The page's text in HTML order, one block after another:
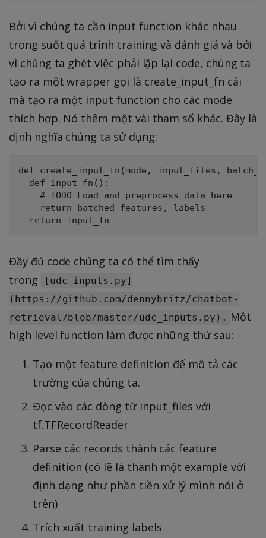
Bởi vì chúng ta cần input function khác nhau
trong suốt quá trình training và đánh giá và bởi
vì chúng ta ghét việc phải lặp lại code, chúng ta
tạo ra một wrapper gọi là create_input_fn cái
mà tạo ra một input function cho các mode
thích hợp. Nó thêm một vài tham số khác. Đây là
định nghĩa chúng ta sử dụng:
def create_input_fn(mode, input_files,
  def input_fn():
    # TODO Load and preprocess data here
    return batched_features, labels
Đầy đủ code chúng ta có thể tìm thấy
trong
[udc_inputs.py]
(https://github.com/dennybritz/chatbot-
retrieval/blob/master/udc_inputs.py). Một
high level function làm được những thứ sau:
Tạo một feature definition để mô tả các
trường của chúng ta.
Đọc vào các dòng từ input_files với
tf.TFRecordReader
Parse các records thành các feature
definition (có lẽ là thành một example với
định dạng như phần tiền xử lý mình nói ở
trên)
Trích xuất training labels